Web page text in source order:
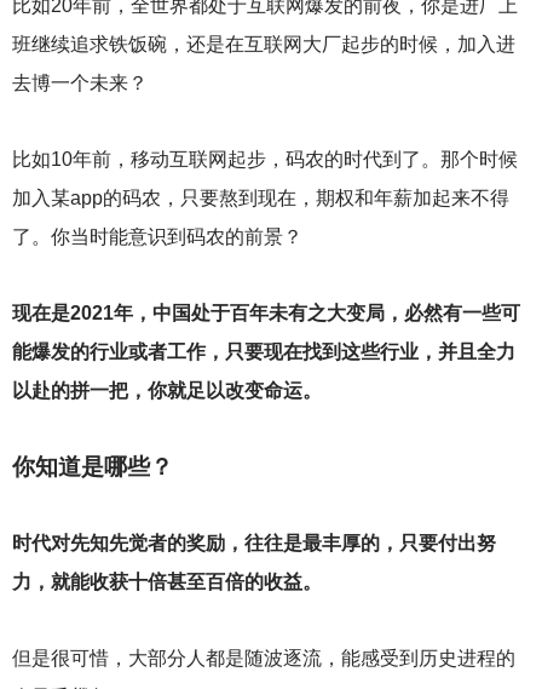
比如20年前，全世界都处于互联网爆发的前夜，你是进厂上
班继续追求铁饭碗，还是在互联网大厂起步的时候，加入进
去博一个未来？
比如10年前，移动互联网起步，码农的时代到了。那个时候
加入某app的码农，只要熬到现在，期权和年薪加起来不得
了。你当时能意识到码农的前景？
现在是2021年，中国处于百年未有之大变局，必然有一些可
能爆发的行业或者工作，只要现在找到这些行业，并且全力
以赴的拼一把，你就足以改变命运。
你知道是哪些？
时代对先知先觉者的奖励，往往是最丰厚的，只要付出努
力，就能收获十倍甚至百倍的收益。
但是很可惜，大部分人都是随波逐流，能感受到历史进程的